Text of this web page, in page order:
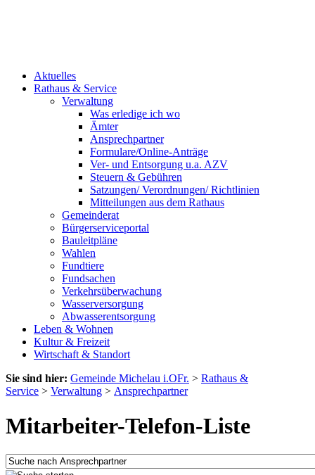
Aktuelles
Rathaus & Service
Verwaltung
Was erledige ich wo
Ämter
Ansprechpartner
Formulare/Online-Anträge
Ver- und Entsorgung u.a. AZV
Steuern & Gebühren
Satzungen/ Verordnungen/ Richtlinien
Mitteilungen aus dem Rathaus
Gemeinderat
Bürgerserviceportal
Bauleitpläne
Wahlen
Fundtiere
Fundsachen
Verkehrsüberwachung
Wasserversorgung
Abwasserentsorgung
Leben & Wohnen
Kultur & Freizeit
Wirtschaft & Standort
Sie sind hier: Gemeinde Michelau i.OFr. > Rathaus &
Service > Verwaltung > Ansprechpartner
Mitarbeiter-Telefon-Liste